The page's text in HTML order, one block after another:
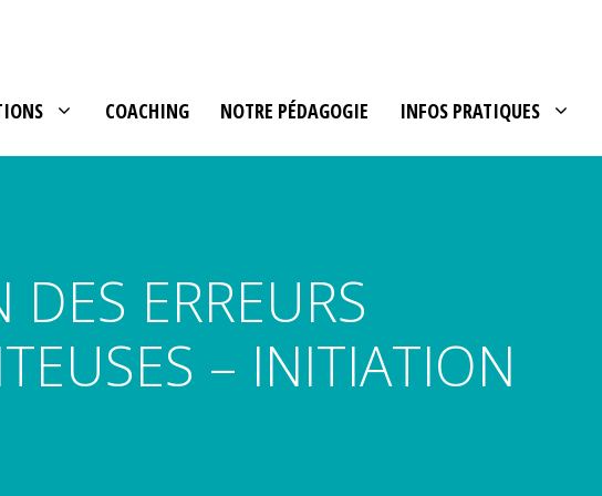
COACHING NOTRE PÉDAGOGIE INFOS PRATIQUES
DES ERREURS
– INITIATION